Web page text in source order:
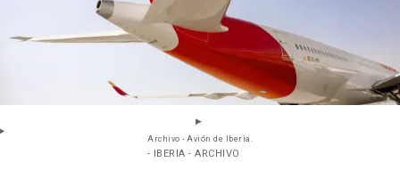
Archivo - Avión de Iberia.
- IBERIA - ARCHIVO